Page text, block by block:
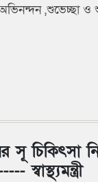
,শুভেচ্ছা ও
সূ চিকিৎসা